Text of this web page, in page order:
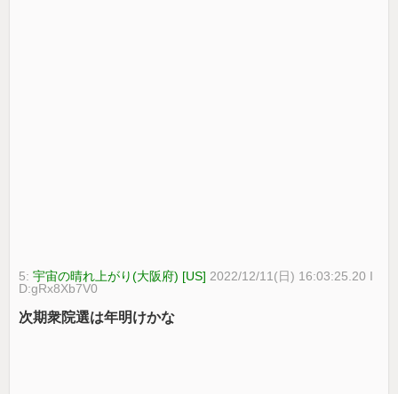
5:宇宙の晴れ上がり(大阪府) [US] 2022/12/11(日) 16:03:25.20 I
D:gRx8Xb7V0
次期衆院選は年明けかな